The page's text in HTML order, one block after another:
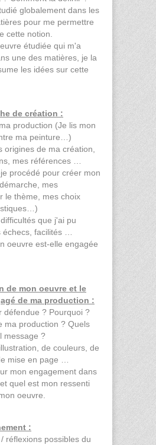
globalement dans les
pour me permettre
cette notion.
étudiée qui m'a
une des matières, je la
les idées sur cette
de création :
production (Je lis mon
ma peinture…)
origines de ma création,
mes références …
procédé pour créer mon
mes
le thème, mes choix
que j'ai pu
échecs, facilités …
oeuvre est-elle engagée
de mon oeuvre et le
de ma production :
défendue ? Pourquoi ?
ma production ? Quels
message ?
de couleurs, de
mise en page …
mon engagement dans
quel est mon ressenti
oeuvre.
:
réflexions possibles du